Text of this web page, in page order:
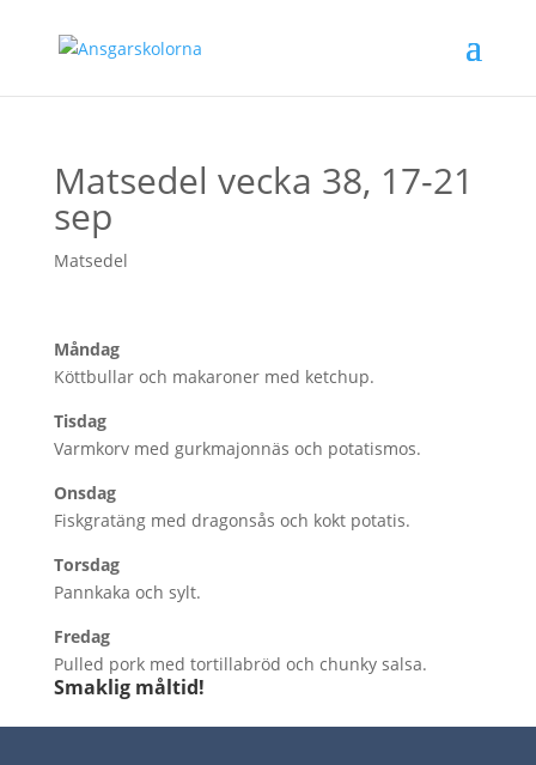
Matsedel vecka 38, 17-21
sep
Matsedel
Måndag
Köttbullar och makaroner med ketchup.
Tisdag
Varmkorv med gurkmajonnäs och potatismos.
Onsdag
Fiskgratäng med dragonsås och kokt potatis.
Torsdag
Pannkaka och sylt.
Fredag
Pulled pork med tortillabröd och chunky salsa.
Smaklig måltid!